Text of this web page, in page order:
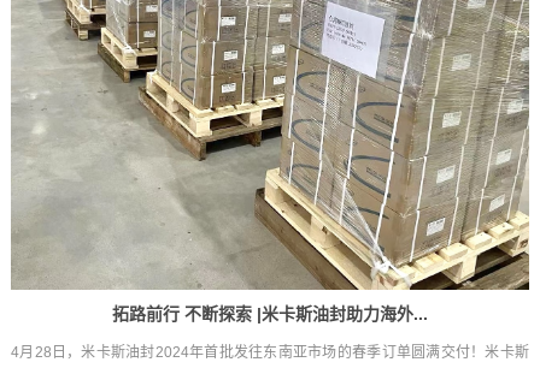
拓路前行 不断探索 |米卡斯油封助力海外...
4月28日，米卡斯油封2024年首批发往东南亚市场的春季订单圆满交付！米卡斯